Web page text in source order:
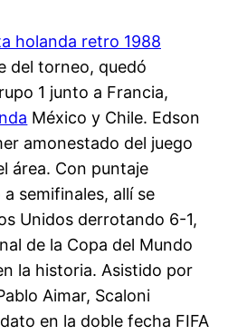
del torneo, quedó
1 junto a Francia,
México y Chile. Edson
amonestado del juego
área. Con puntaje
semifinales, allí se
Unidos derrotando 6-1,
de la Copa del Mundo
la historia. Asistido por
Aimar, Scaloni
en la doble fecha FIFA